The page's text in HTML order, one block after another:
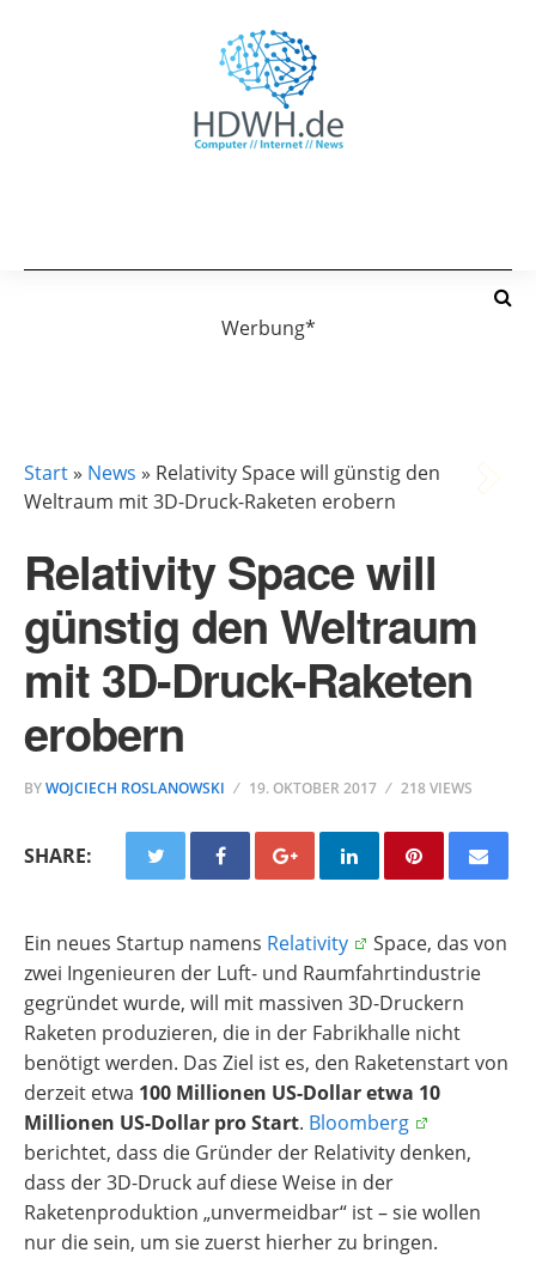
Werbung*
Start» News » Relativity Space will günstig den
Weltraum mit 3D-Druck-Raketen erobern
Relativity Space will
günstig den Weltraum
mit 3D-Druck-Raketen
erobern
BYWOJCIECH ROSLANOWSKI 19. OKTOBER 2017 218 VIEWS
SHARE:
Ein neues Startup namens Relativity
Space, das von
zwei Ingenieuren der Luft- und Raumfahrtindustrie
gegründet wurde, will mit massiven 3D-Druckern
Raketen produzieren, die in der Fabrikhalle nicht
benötigt werden. Das Ziel ist es, den Raketenstart von
derzeit etwa 100 Millionen US-Dollar etwa 10
Millionen US-Dollar pro Start. Bloomberg
berichtet, dass die Gründer der Relativity denken,
dass der 3D-Druck auf diese Weise in der
Raketenproduktion „unvermeidbar“ ist – sie wollen
nur die sein, um sie zuerst hierher zu bringen.